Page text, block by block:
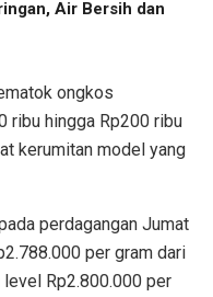
Air Bersih dan
ongkos
ribu hingga Rp200 ribu
kerumitan model yang
perdagangan Jumat
per gram dari
Rp2.800.000 per